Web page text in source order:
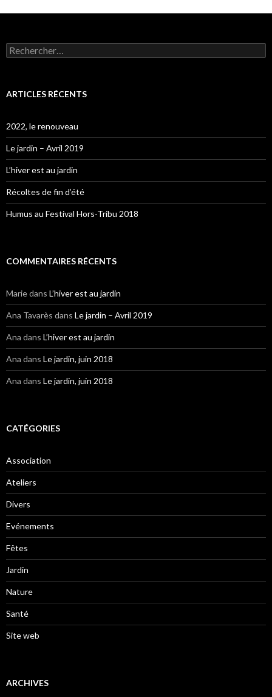
Rechercher :
ARTICLES RÉCENTS
2022, le renouveau
Le jardin – Avril 2019
L’hiver est au jardin
Récoltes de fin d’été
Humus au Festival Hors-Tribu 2018
COMMENTAIRES RÉCENTS
Mariedans L’hiver est au jardin
Ana Tavarès dans Le jardin – Avril 2019
Ana dans L’hiver est au jardin
Ana dans Le jardin, juin 2018
Ana dans Le jardin, juin 2018
CATÉGORIES
Association
Ateliers
Divers
Evénements
Fêtes
Jardin
Nature
Santé
Site web
ARCHIVES